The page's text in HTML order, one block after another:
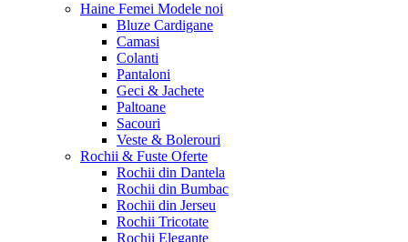
Haine Femei Modele noi
Bluze Cardigane
Camasi
Colanti
Pantaloni
Geci & Jachete
Paltoane
Sacouri
Veste & Bolerouri
Rochii & Fuste Oferte
Rochii din Dantela
Rochii din Bumbac
Rochii din Jerseu
Rochii Tricotate
Rochii Elegante